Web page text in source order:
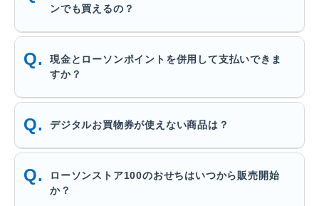
ンでも買えるの？
現金とローソンポイントを併用して支払いできま
すか？
デジタルお買物券が使えない商品は？
ローソンストア100のおせちはいつから販売開始
か？